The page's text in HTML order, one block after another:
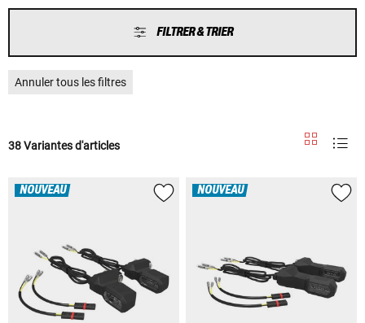
FILTRER & TRIER
Annuler tous les filtres
38 Variantes d'articles
NOUVEAU NOUVEAU